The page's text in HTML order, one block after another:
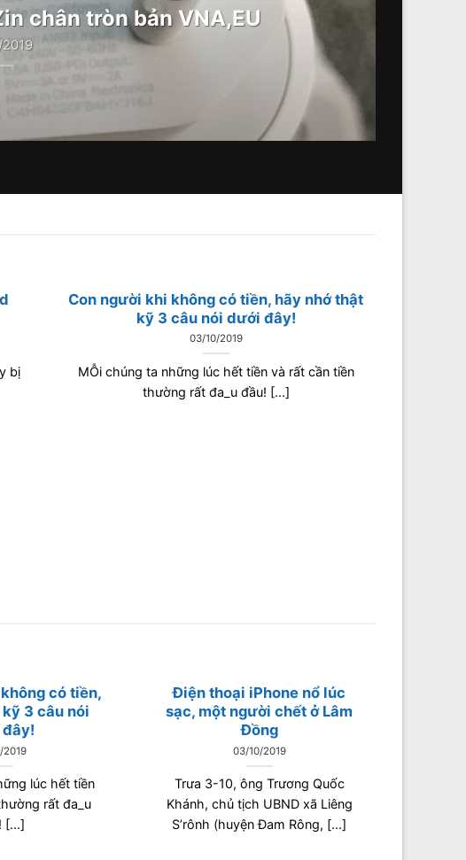
chân tròn bản VNA,EU
2019
bị
Con người khi không có tiền, hãy nhớ thật
kỹ 3 câu nói dưới đây!
03/10/2019
MỖi chúng ta những lúc hết tiền và rất cần tiền
thường rất đ‌a_u đầu! [...]
có tiền,
3 câu nói
2019
lúc hết tiền
rất đ‌a_u
[...]
Điện thoại iPhone nổ lúc
sạc, một người chết ở Lâm
Đồng
03/10/2019
Trưa 3-10, ông Trương Quốc
Khánh, chủ tịch UBND xã Liêng
S’rônh (huyện Đam Rông, [...]